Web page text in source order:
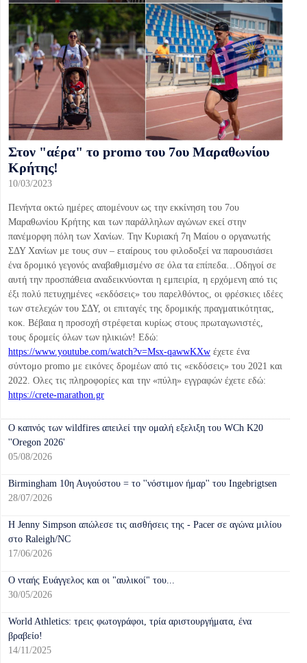
Στον "αέρα" το promo του 7ου Μαραθωνίου
Κρήτης!
10/03/2023
Πενήντα οκτώ ημέρες απομένουν ως την εκκίνηση του 7ου
Μαραθωνίου Κρήτης και των παράλληλων αγώνων εκεί στην
πανέμορφη πόλη των Χανίων. Την Κυριακή 7η Μαίου ο οργανωτής
ΣΔΥ Χανίων με τους συν – εταίρους του φιλοδοξεί να παρουσιάσει
ένα δρομικό γεγονός αναβαθμισμένο σε όλα τα επίπεδα…Οδηγοί σε
αυτή την προσπάθεια αναδεικνύονται η εμπειρία, η ερχόμενη από τις
έξι πολύ πετυχημένες «εκδόσεις» του παρελθόντος, οι φρέσκιες ιδέες
των στελεχών του ΣΔΥ, οι επιταγές της δρομικής πραγματικότητας,
κοκ. Βέβαια η προσοχή στρέφεται κυρίως στους πρωταγωνιστές,
τους δρομείς όλων των ηλικιών! Εδώ:
https://www.youtube.com/watch?v=Msx-qawwKXw έχετε ένα
σύντομο promo με εικόνες δρομέων από τις «εκδόσεις» του 2021 και
2022. Ολες τις πληροφορίες και την «πύλη» εγγραφών έχετε εδώ:
https://crete-marathon.gr
Ο καπνός των wildfires απειλεί την ομαλή εξελιξη του WCh K20
''Oregon 2026'
05/08/2026
Birmingham 10η Αυγούστου = το ''νόστιμον ήμαρ'' του Ingebrigtsen
28/07/2026
Η Jenny Simpson απώλεσε τις αισθήσεις της - Pacer σε αγώνα μιλίου
στο Raleigh/NC
17/06/2026
Ο νταής Ευάγγελος και οι "αυλικοί" του...
30/05/2026
World Athletics: τρεις φωτογράφοι, τρία αριστουργήματα, ένα
βραβείο!
14/11/2025